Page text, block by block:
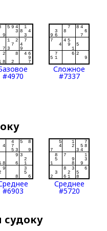
#4970
Сложное
#7337
#6903
Среднее
#5720
судоку